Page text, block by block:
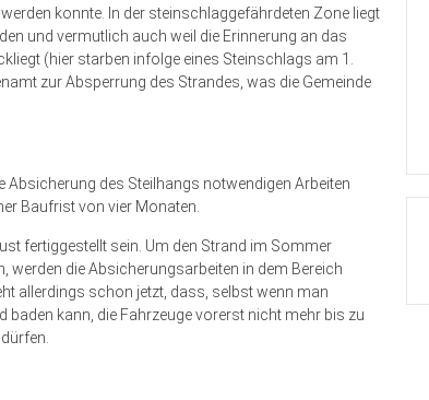
konnte. In der steinschlaggefährdeten Zone liegt
und vermutlich auch weil die Erinnerung an das
(hier starben infolge eines Steinschlags am 1.
zur Absperrung des Strandes, was die Gemeinde
Absicherung des Steilhangs notwendigen Arbeiten
Baufrist von vier Monaten.
fertiggestellt sein. Um den Strand im Sommer
die Absicherungsarbeiten in dem Bereich
allerdings schon jetzt, dass, selbst wenn man
kann, die Fahrzeuge vorerst nicht mehr bis zu